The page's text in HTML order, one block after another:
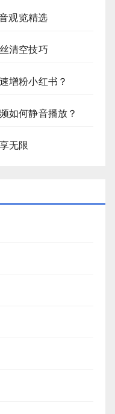
观览精选
清空技巧
增粉小红书？
如何静音播放？
无限